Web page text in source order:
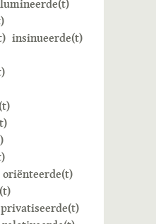
insinueerde(t)
oriënteerde(t)
privatiseerde(t)